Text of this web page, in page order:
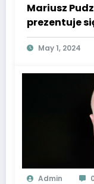
Mariusz
prezentuje
zaskoczeni.
May 1, 2024
Admin